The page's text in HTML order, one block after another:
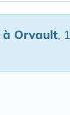
à Orvault,